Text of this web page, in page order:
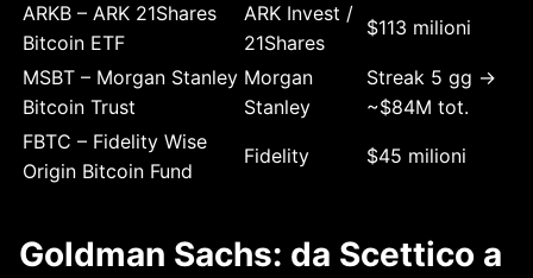
ARKB – ARK 21Shares
Bitcoin ETF
ARK Invest /
21Shares
$113 milioni
MSBT – Morgan Stanley
Bitcoin Trust
Morgan
Stanley
Streak 5 gg →
~$84M tot.
FBTC – Fidelity Wise
Origin Bitcoin Fund
Fidelity $45 milioni
Goldman Sachs: da Scettico a